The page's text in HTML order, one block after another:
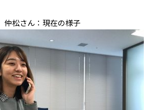
仲松さん：現在の様子